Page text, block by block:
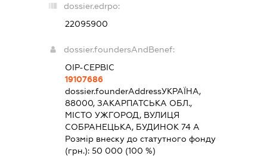
dossier.edrpo:
22095900
dossier.foundersAndBenef:
ОІР-СЕРВІС
19107686
dossier.founderAddressУКРАЇНА,
88000, ЗАКАРПАТСЬКА ОБЛ.,
МІСТО УЖГОРОД, ВУЛИЦЯ
СОБРАНЕЦЬКА, БУДИНОК 74 А
Розмір внеску до статутного фонду
(грн.): 50 000 (100 %)